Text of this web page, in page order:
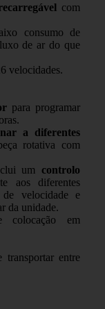
com
consumo de
de ar do que
velocidades.
para programar
a diferentes
rotativa com
um controlo
aos diferentes
velocidade e
da unidade.
colocação em
entre